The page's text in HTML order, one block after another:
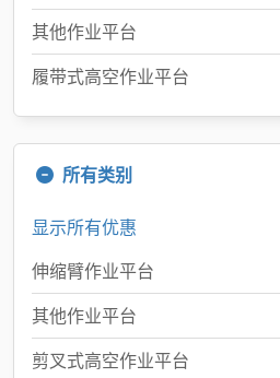
其他作业平台
履带式高空作业平台
所有类别
显示所有优惠
伸缩臂作业平台
其他作业平台
剪叉式高空作业平台